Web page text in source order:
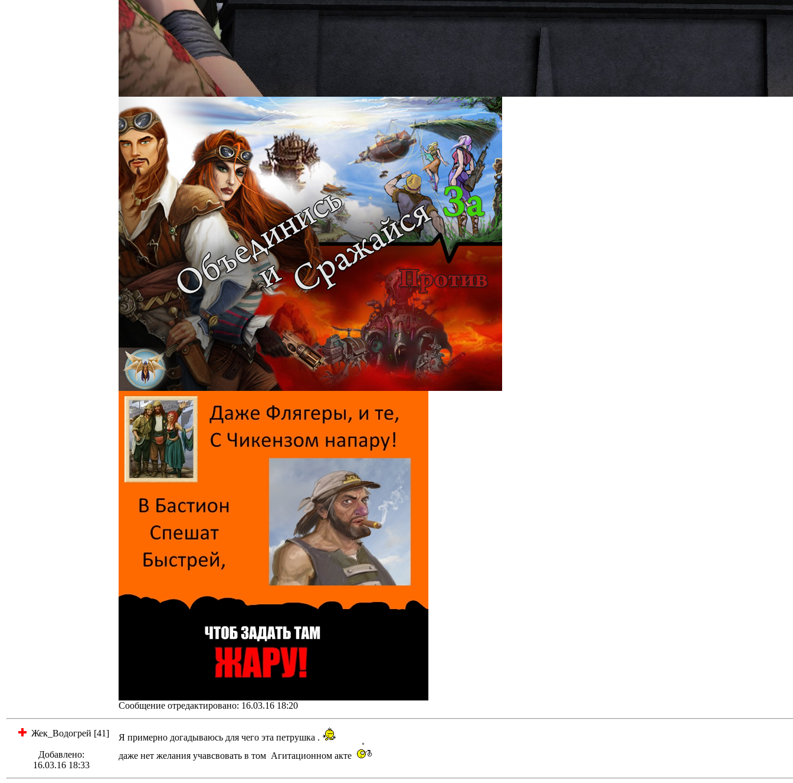
Сообщение отредактировано: 16.03.16 18:20
Жек_Водогрей [41]
Добавлено:
16.03.16 18:33
Я примерно догадываюсь для чего эта петрушка .
даже нет желания учавсвовать в том Агитационном акте